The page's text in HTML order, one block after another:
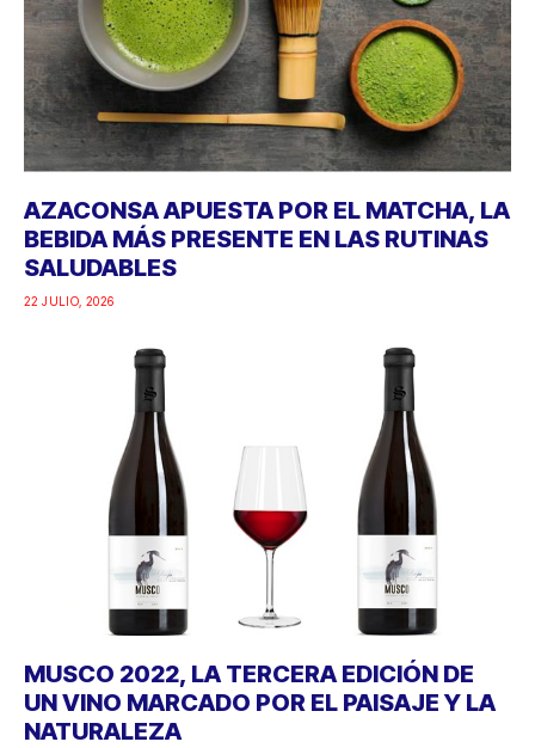
AZACONSA APUESTA POR EL MATCHA, LA
BEBIDA MÁS PRESENTE EN LAS RUTINAS
SALUDABLES
22 JULIO, 2026
MUSCO 2022, LA TERCERA EDICIÓN DE
UN VINO MARCADO POR EL PAISAJE Y LA
NATURALEZA